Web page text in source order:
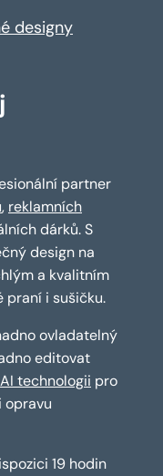
designy
partner
, reklamních
dárků. S
design na
a kvalitním
praní i sušičku.
ovladatelný
editovat
AI technologii pro
opravu
19 hodin